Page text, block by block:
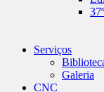
Serviços
Galeria
CNC